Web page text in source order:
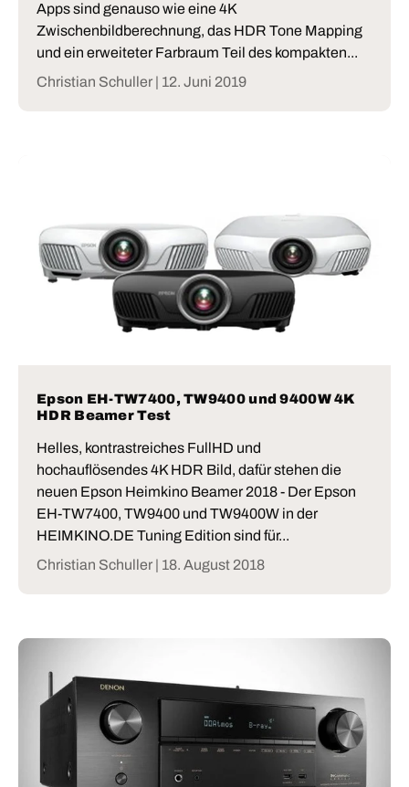
Apps sind genauso wie eine 4K
Zwischenbildberechnung, das HDR Tone Mapping
und ein erweiteter Farbraum Teil des kompakten...
Christian Schuller | 12. Juni 2019
Epson EH-TW7400, TW9400 und 9400W 4K
HDR Beamer Test
Helles, kontrastreiches FullHD und
hochauflösendes 4K HDR Bild, dafür stehen die
neuen Epson Heimkino Beamer 2018 - Der Epson
EH-TW7400, TW9400 und TW9400W in der
HEIMKINO.DE Tuning Edition sind für...
Christian Schuller | 18. August 2018